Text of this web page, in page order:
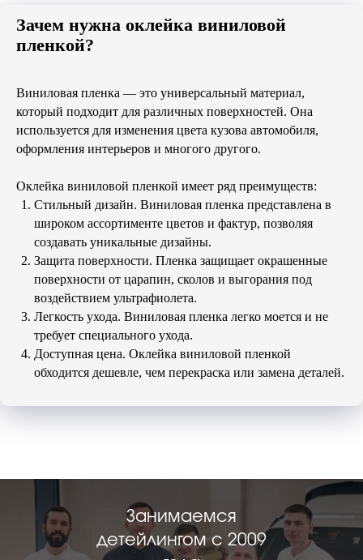
Зачем нужна оклейка виниловой
пленкой?
Виниловая пленка — это универсальный материал,
который подходит для различных поверхностей. Она
используется для изменения цвета кузова автомобиля,
оформления интерьеров и многого другого.
Оклейка виниловой пленкой имеет ряд преимуществ:
Стильный дизайн. Виниловая пленка представлена в
широком ассортименте цветов и фактур, позволяя
создавать уникальные дизайны.
Защита поверхности. Пленка защищает окрашенные
поверхности от царапин, сколов и выгорания под
воздействием ультрафиолета.
Легкость ухода. Виниловая пленка легко моется и не
требует специального ухода.
Доступная цена. Оклейка виниловой пленкой
обходится дешевле, чем перекраска или замена деталей.
Занимаемся
детейлингом с 2009